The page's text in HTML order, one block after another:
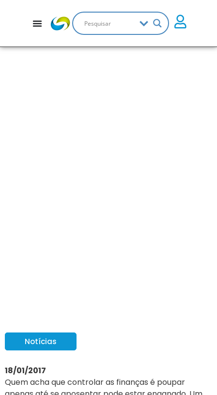
Notícias
18/01/2017
Quem acha que controlar as finanças é poupar